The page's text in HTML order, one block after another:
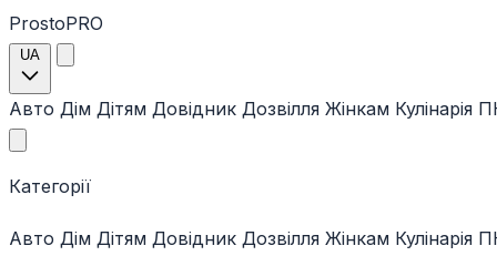
ProstoPRO
UA
Авто Дім Дітям Довідник Дозвілля Жінкам Кулінарія
Категорії
Авто Дім Дітям Довідник Дозвілля Жінкам Кулінарія